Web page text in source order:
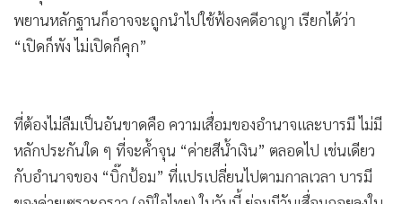
เจตนาปกปิด ทั้งที่ก่อนหน้านั้น ศาลรัฐธรรมนูญ มีคำวินิจฉัยชัด
แจ้งว่า นายศักดิ์สยาม ยังคงไว้ซึ่งความเป็นหุ้นส่วนและให้นอมินี
หน้าที่ “โรงงานฟอกขาว” ให้กับนักการเมืองขั้วอำนาจปัจจุบัน
ถัดมาคือ ความสุ่มเสี่ยงต่อความผิดมาตรา 157 ที่ “ห้ามใช้มุกถม
ดำ” ทั้งนี้ ตามบรรทัดฐานคดีนาฬิกาหรูบีบให้ ป.ป.ช. ต้องเปิด